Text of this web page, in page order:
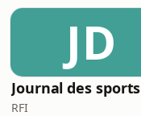
JD
Journal des sports
RFI